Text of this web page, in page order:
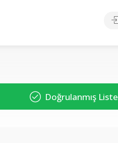
Doğrulanmış Liste